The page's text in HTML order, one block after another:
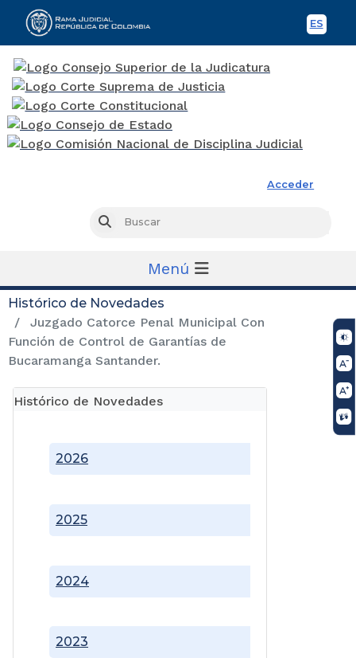
ES
Acceder
Buscar
Menú
Histórico de Novedades
Juzgado Catorce Penal Municipal Con
Función de Control de Garantías de
Bucaramanga Santander.
Histórico de Novedades
2023
2024
2025
2026